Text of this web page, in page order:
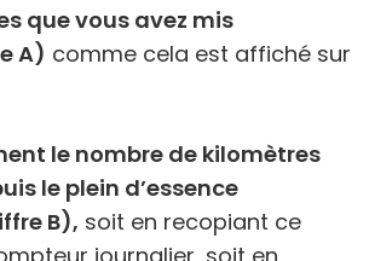
que vous avez mis
A) comme cela est affiché sur
le nombre de kilomètres
le plein d’essence
B), soit en recopiant ce